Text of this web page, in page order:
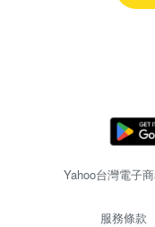
Yahoo台灣電子
服務條款